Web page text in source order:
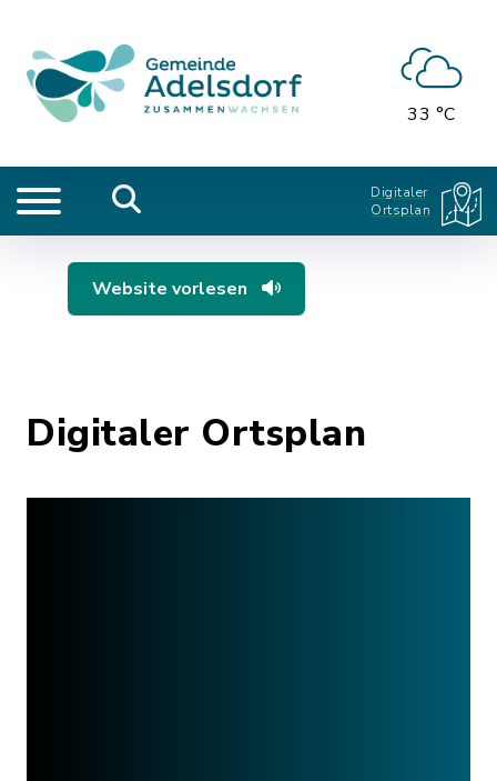
33 °C
Digitaler
Ortsplan
Website vorlesen
Digitaler Ortsplan